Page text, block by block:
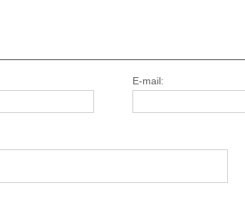
E-mail: